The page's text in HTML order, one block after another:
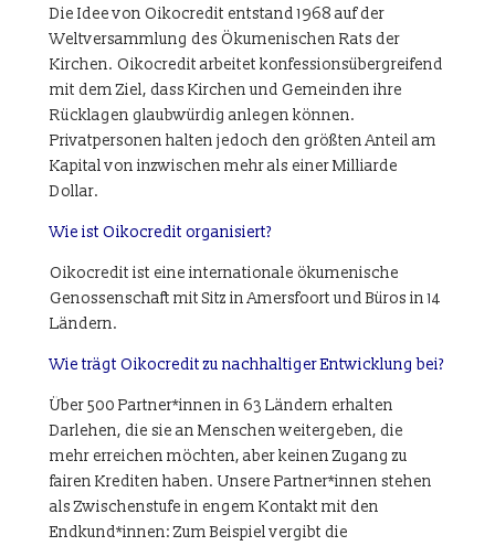
Die Idee von Oikocredit entstand 1968 auf der
Weltversammlung des Ökumenischen Rats der
Kirchen. Oikocredit arbeitet konfessionsübergreifend
mit dem Ziel, dass Kirchen und Gemeinden ihre
Rücklagen glaubwürdig anlegen können.
Privatpersonen halten jedoch den größten Anteil am
Kapital von inzwischen mehr als einer Milliarde
Dollar.
Wie ist Oikocredit organisiert?
Oikocredit ist eine internationale ökumenische
Genossenschaft mit Sitz in Amersfoort und Büros in 14
Ländern.
Wie trägt Oikocredit zu nachhaltiger Entwicklung bei?
Über 500 Partner*innen in 63 Ländern erhalten
Darlehen, die sie an Menschen weitergeben, die
mehr erreichen möchten, aber keinen Zugang zu
fairen Krediten haben. Unsere Partner*innen stehen
als Zwischenstufe in engem Kontakt mit den
Endkund*innen: Zum Beispiel vergibt die